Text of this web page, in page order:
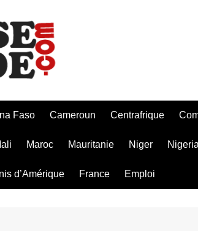
Faso Cameroun Centrafrique
Maroc Mauritanie Niger Nigeria
d’Amérique France Emploi